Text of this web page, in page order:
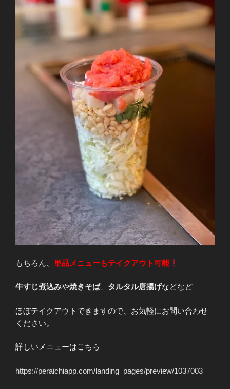
もちろん、 単品メニューもテイクアウト可能
牛すじ煮込みや焼きそば、 タルタル唐揚げなどなど
ほぼテイクアウトできますので、お気軽にお問い合わせ
ください。
詳しいメニューはこちら
https://peraichiapp.com/landing_pages/preview/1037003